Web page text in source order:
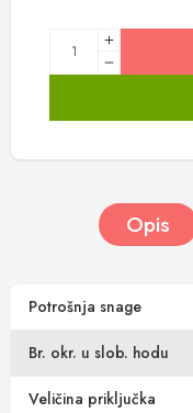
Opis
Potrošnja snage
Br. okr. u slob. hodu
Veličina priključka